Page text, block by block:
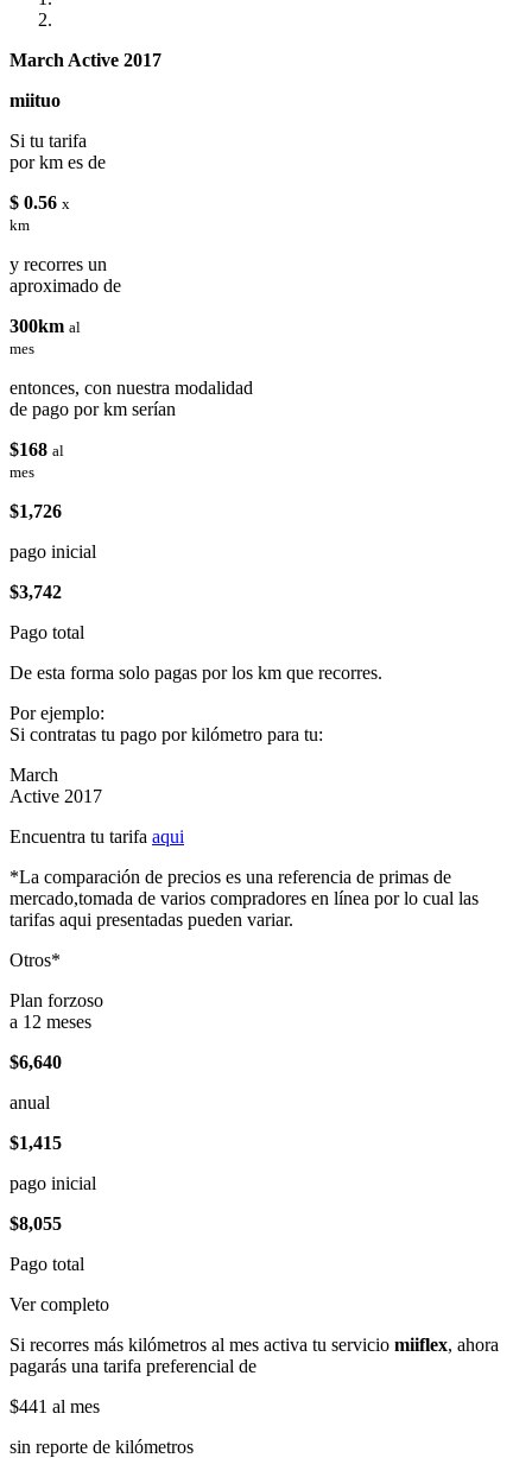
March Active 2017
miituo
Si tu tarifa
por km es de
$ 0.56 x
km
y recorres un
aproximado de
300km al
mes
entonces, con nuestra modalidad
de pago por km serían
$168 al
mes
$1,726
pago inicial
$3,742
Pago total
De esta forma solo pagas por los km que recorres.
Por ejemplo:
Si contratas tu pago por kilómetro para tu:
March
Active 2017
Encuentra tu tarifa aqui
*La comparación de precios es una referencia de primas de
mercado,tomada de varios compradores en línea por lo cual las
tarifas aqui presentadas pueden variar.
Otros*
Plan forzoso
a 12 meses
$6,640
anual
$1,415
pago inicial
$8,055
Pago total
Ver completo
Si recorres más kilómetros al mes activa tu servicio miiflex, ahora
pagarás una tarifa preferencial de
$441 al mes
sin reporte de kilómetros